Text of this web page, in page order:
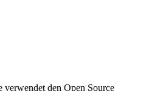
verwendet den Open Source